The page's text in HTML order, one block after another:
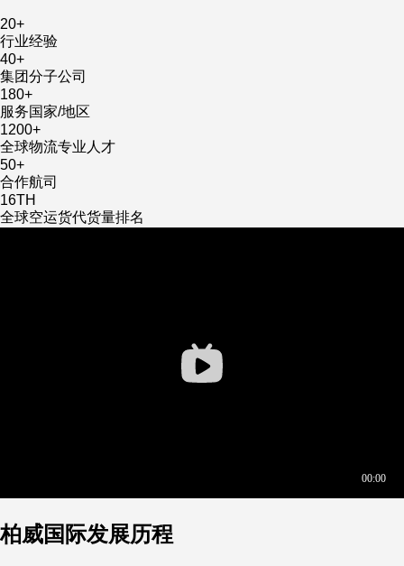
20+
行业经验
40+
集团分子公司
180+
服务国家/地区
1200+
全球物流专业人才
50+
合作航司
16TH
全球空运货代货量排名
柏威国际发展历程